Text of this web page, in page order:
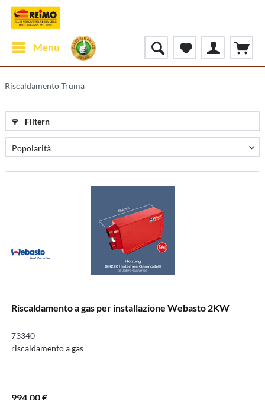
Menu
Riscaldamento Truma
Filtern
Riscaldamento a gas per installazione Webasto 2KW
73340
riscaldamento a gas
994,00 €